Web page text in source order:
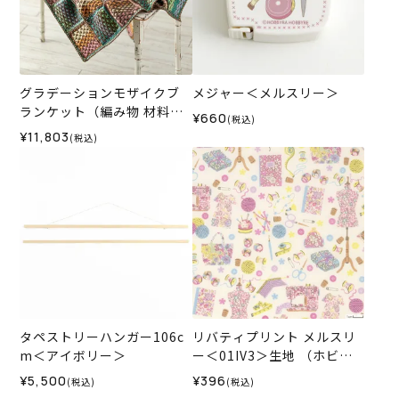
グラデーションモザイクブ
ランケット（編み物 材料セ
ット）
¥11,803 (税込)
メジャー＜メルスリー＞
¥660 (税込)
タペストリーハンガー106c
m＜アイボリー＞
¥5,500 (税込)
リバティプリント メルスリ
ー＜01IV3＞生地 （ホビー
ラホビーレオリジナル）202
6SS★復刻色
¥396 (税込)